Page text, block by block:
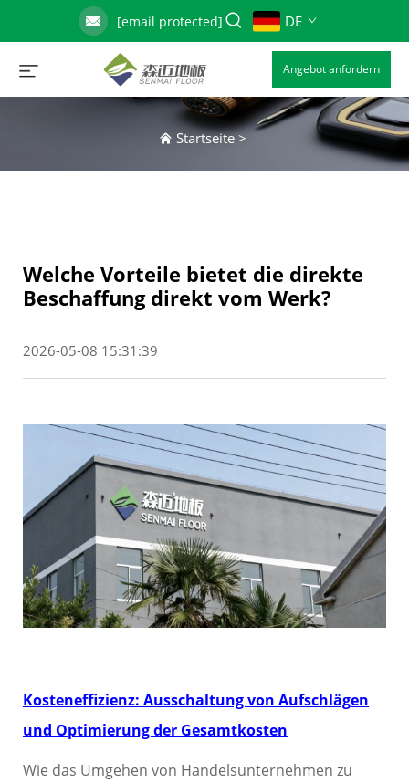
[email protected] DE
Angebot anfordern
Startseite>
Welche Vorteile bietet die direkte
Beschaffung direkt vom Werk?
2026-05-08 15:31:39
Kosteneffizienz: Ausschaltung von Aufschlägen
und Optimierung der Gesamtkosten
Wie das Umgehen von Handelsunternehmen zu